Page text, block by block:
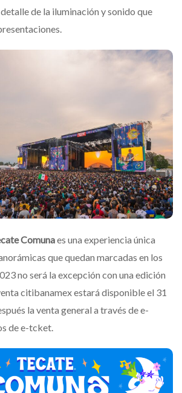
de la iluminación y sonido que
Comunaes una experiencia única
que quedan marcadas en los
no será la excepción con una edición
citibanamex estará disponible el 31
la venta general a través de e-
de e-tcket.